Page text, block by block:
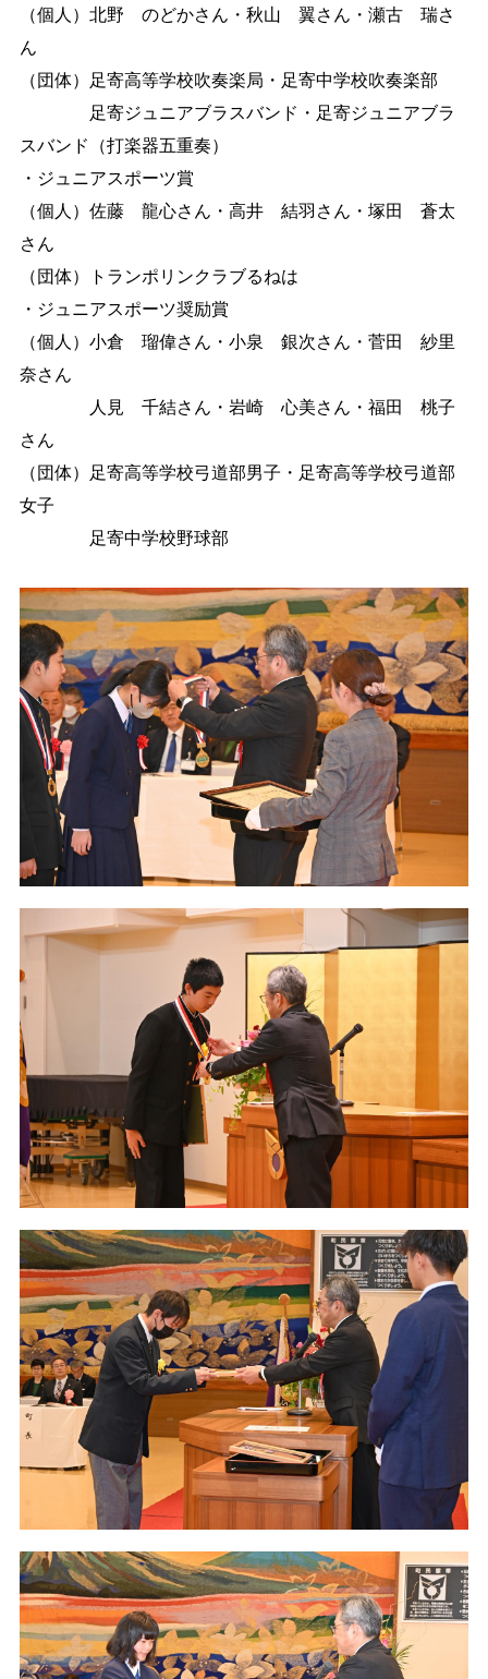
language
（個人）北野 のどかさん・秋山 翼さん・瀬古 瑞さ
ん
（団体）足寄高等学校吹奏楽局・足寄中学校吹奏楽部
足寄ジュニアブラスバンド・足寄ジュニアブラ
スバンド（打楽器五重奏）
・ジュニアスポーツ賞
（個人）佐藤 龍心さん・高井 結羽さん・塚田 蒼太
さん
（団体）トランポリンクラブるねは
・ジュニアスポーツ奨励賞
（個人）小倉 瑠偉さん・小泉 銀次さん・菅田 紗里
奈さん
人見 千結さん・岩崎 心美さん・福田 桃子
さん
（団体）足寄高等学校弓道部男子・足寄高等学校弓道部
女子
足寄中学校野球部